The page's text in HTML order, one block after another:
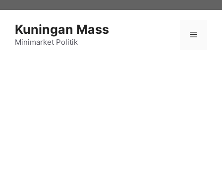
Kuningan Mass
Minimarket Politik
Menu